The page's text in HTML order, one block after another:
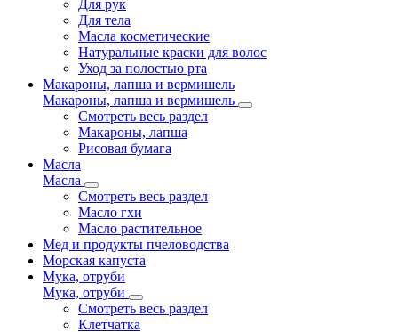
Для рук
Для тела
Масла косметические
Натуральные краски для волос
Уход за полостью рта
Макароны, лапша и вермишель
Макароны, лапша и вермишель
Смотреть весь раздел
Макароны, лапша
Рисовая бумага
Масла
Масла
Смотреть весь раздел
Масло гхи
Масло растительное
Мед и продукты пчеловодства
Морская капуста
Мука, отруби
Мука, отруби
Смотреть весь раздел
Клетчатка